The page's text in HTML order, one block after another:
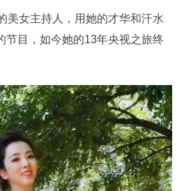
美女主持人，用她的才华和汗水
节目，如今她的13年央视之旅终